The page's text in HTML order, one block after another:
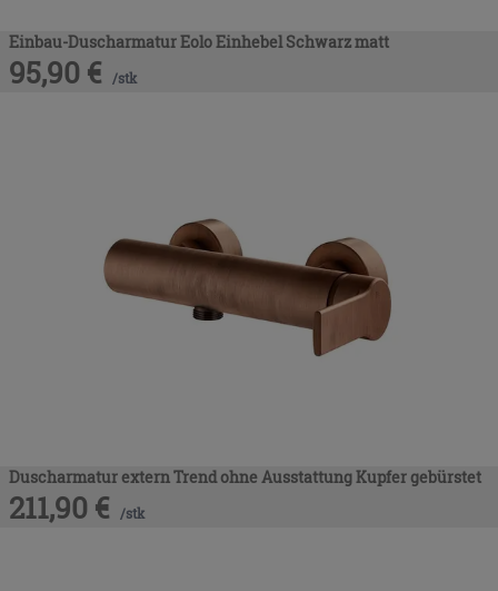
Einbau-Duscharmatur Eolo Einhebel Schwarz matt
95,90 € /stk
Duscharmatur extern Trend ohne Ausstattung Kupfer gebürstet
211,90 € /stk